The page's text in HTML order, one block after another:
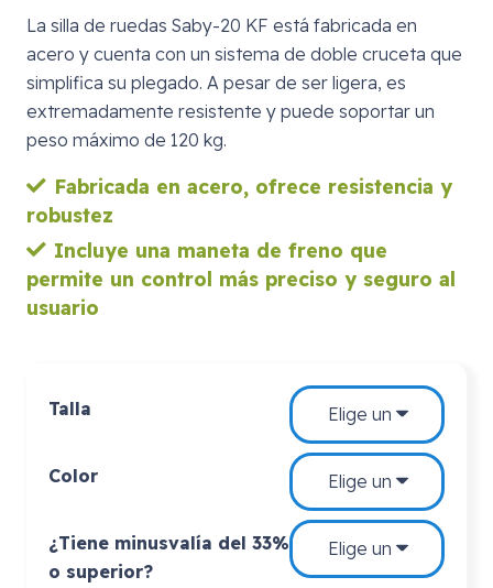
La silla de ruedas Saby-20 KF está fabricada en
acero y cuenta con un sistema de doble cruceta que
simplifica su plegado. A pesar de ser ligera, es
extremadamente resistente y puede soportar un
peso máximo de 120 kg.
Fabricada en acero, ofrece resistencia y
robustez
Incluye una maneta de freno que
permite un control más preciso y seguro al
usuario
Talla
Color
¿Tiene minusvalía del 33%
o superior?